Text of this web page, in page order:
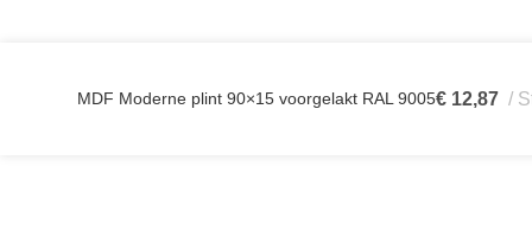
MDF Moderne plint 90×15 voorgelakt RAL 9005€ 12,87